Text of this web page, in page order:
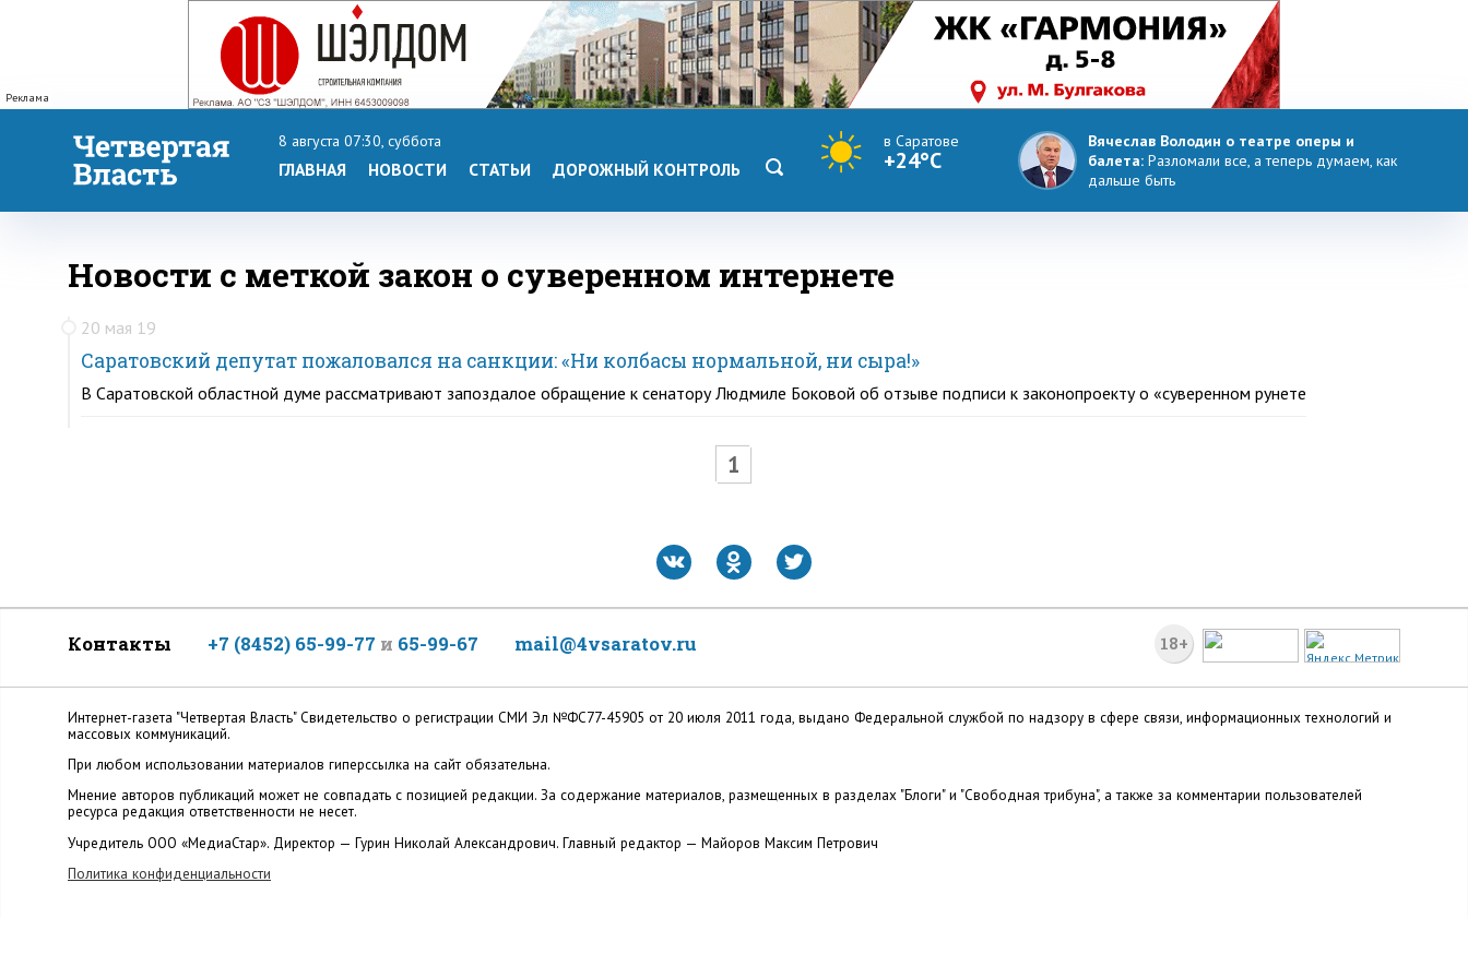
Реклама
8 августа 07:30, суббота
ГЛАВНАЯ НОВОСТИ СТАТЬИ ДОРОЖНЫЙ КОНТРОЛЬ
в Саратове
+24°C
Вячеслав Володин о театре оперы и
балета: Разломали все, а теперь думаем, как
дальше быть
Новости с меткой закон о суверенном интернете
20 мая 19
Саратовский депутат пожаловался на санкции: «Ни колбасы нормальной, ни сыра!»
В Саратовской областной думе рассматривают запоздалое обращение к сенатору Людмиле Боковой об отзыве подписи к законопроекту о «суверенном рунете
1
18+
Контакты +7 (8452) 65-99-77 и 65-99-67 mail@4vsaratov.ru
Интернет-газета "Четвертая Власть" Cвидетельство о регистрации СМИ Эл №ФС77-45905 от 20 июля 2011 года, выдано Федеральной службой по надзору в сфере связи, информационных технологий и
массовых коммуникаций.
При любом использовании материалов гиперссылка на сайт обязательна.
Мнение авторов публикаций может не совпадать с позицией редакции. За содержание материалов, размещенных в разделах "Блоги" и "Свободная трибуна", а также за комментарии пользователей
ресурса редакция ответственности не несет.
Учредитель ООО «МедиаСтар». Директор — Гурин Николай Александрович. Главный редактор — Майоров Максим Петрович
Политика конфиденциальности